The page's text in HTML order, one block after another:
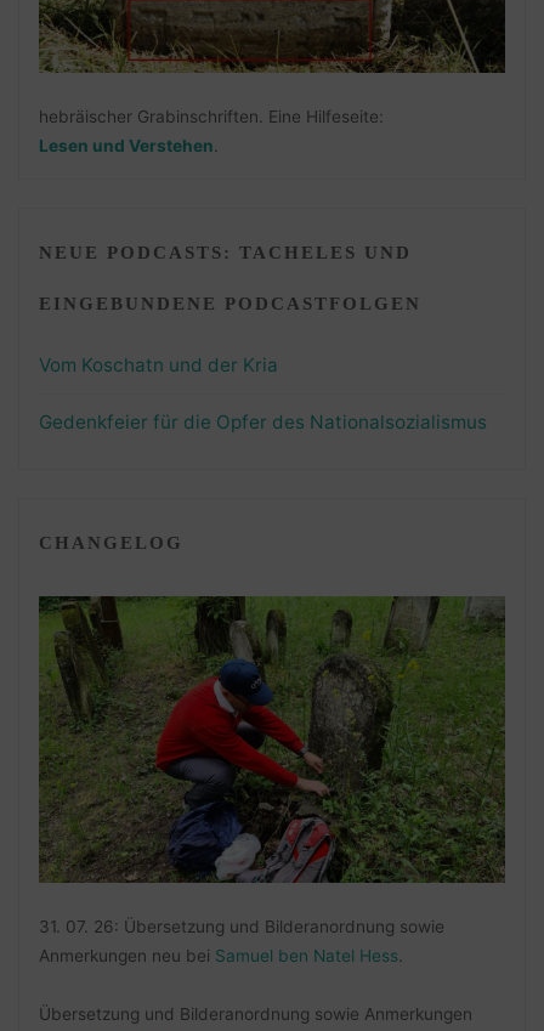
hebräischer Grabinschriften. Eine Hilfeseite:
Lesen und Verstehen
NEUE PODCASTS: TACHELES UND
EINGEBUNDENE PODCASTFOLGEN
Vom Koschatn und der Kria
Gedenkfeier für die Opfer des Nationalsozialismus
CHANGELOG
31. 07. 26: Übersetzung und Bilderanordnung sowie
Anmerkungen neu bei Samuel ben Natel Hess
Übersetzung und Bilderanordnung sowie Anmerkungen